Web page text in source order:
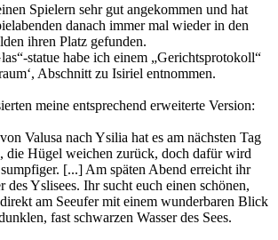
Spielern sehr gut angekommen und hat
danach immer mal wieder in den
ihren Platz gefunden.
statue habe ich einem „Gerichtsprotokoll“
Abschnitt zu Isiriel entnommen.
meine entsprechend erweiterte Version:
Valusa nach Ysilia hat es am nächsten Tag
die Hügel weichen zurück, doch dafür wird
[...] Am späten Abend erreicht ihr
des Yslisees. Ihr sucht euch einen schönen,
am Seeufer mit einem wunderbaren Blick
fast schwarzen Wasser des Sees.